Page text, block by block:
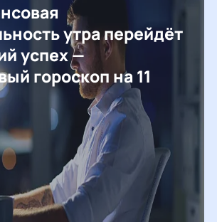
утра перейдёт
успех —
гороскоп на 11